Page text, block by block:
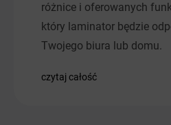
różnice i oferowanych
który laminator będzie
Twojego biura lub domu.
czytaj całość